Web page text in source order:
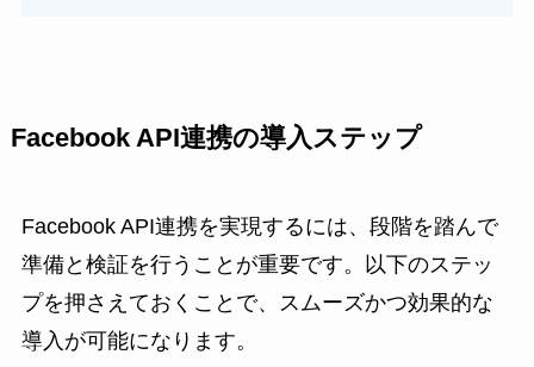
Facebook API連携の導入ステップ
Facebook API連携を実現するには、段階を踏んで
準備と検証を行うことが重要です。以下のステッ
プを押さえておくことで、スムーズかつ効果的な
導入が可能になります。